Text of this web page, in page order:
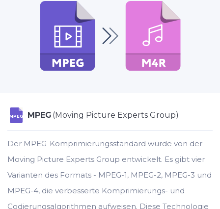
MPEG MPEG (Moving Picture Experts Group)
Der MPEG-Komprimierungsstandard wurde von der
Moving Picture Experts Group entwickelt. Es gibt vier
Varianten des Formats - MPEG-1, MPEG-2, MPEG-3 und
MPEG-4, die verbesserte Komprimierungs- und
Codierungsalgorithmen aufweisen. Diese Technologie